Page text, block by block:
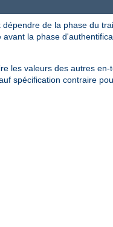
dépendre de la phase du
avant la phase
les valeurs des autres en-
spécification contraire